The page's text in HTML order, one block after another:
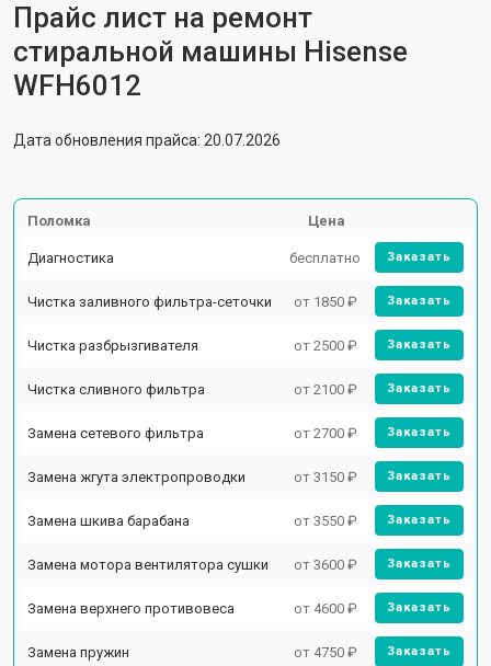
Прайс лист на ремонт
стиральной машины Hisense
WFH6012
Дата обновления прайса: 20.07.2026
Поломка Цена
Диагностика бесплатно Заказать
Чистка заливного фильтра-сеточки от 1850 ₽ Заказать
Чистка разбрызгивателя от 2500 ₽ Заказать
Чистка сливного фильтра от 2100 ₽ Заказать
Замена сетевого фильтра от 2700 ₽ Заказать
Замена жгута электропроводки от 3150 ₽ Заказать
Замена шкива барабана от 3550 ₽ Заказать
Замена мотора вентилятора сушки от 3600 ₽ Заказать
Замена верхнего противовеса от 4600 ₽ Заказать
Замена пружин от 4750 ₽ Заказать